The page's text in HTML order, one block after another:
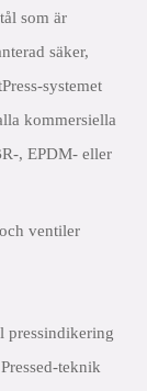
som är
säker,
systemet
kommersiella
, EPDM- eller
ventiler
pressindikering
teknik